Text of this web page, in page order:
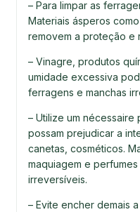
– Para limpar as
Materiais ásperos
removem a proteção e
– Vinagre, produtos
umidade excessiva
ferragens e manchas
– Utilize um nécessaire
possam prejudicar a
canetas, cosméticos.
maquiagem e
irreversíveis.
– Evite encher demais